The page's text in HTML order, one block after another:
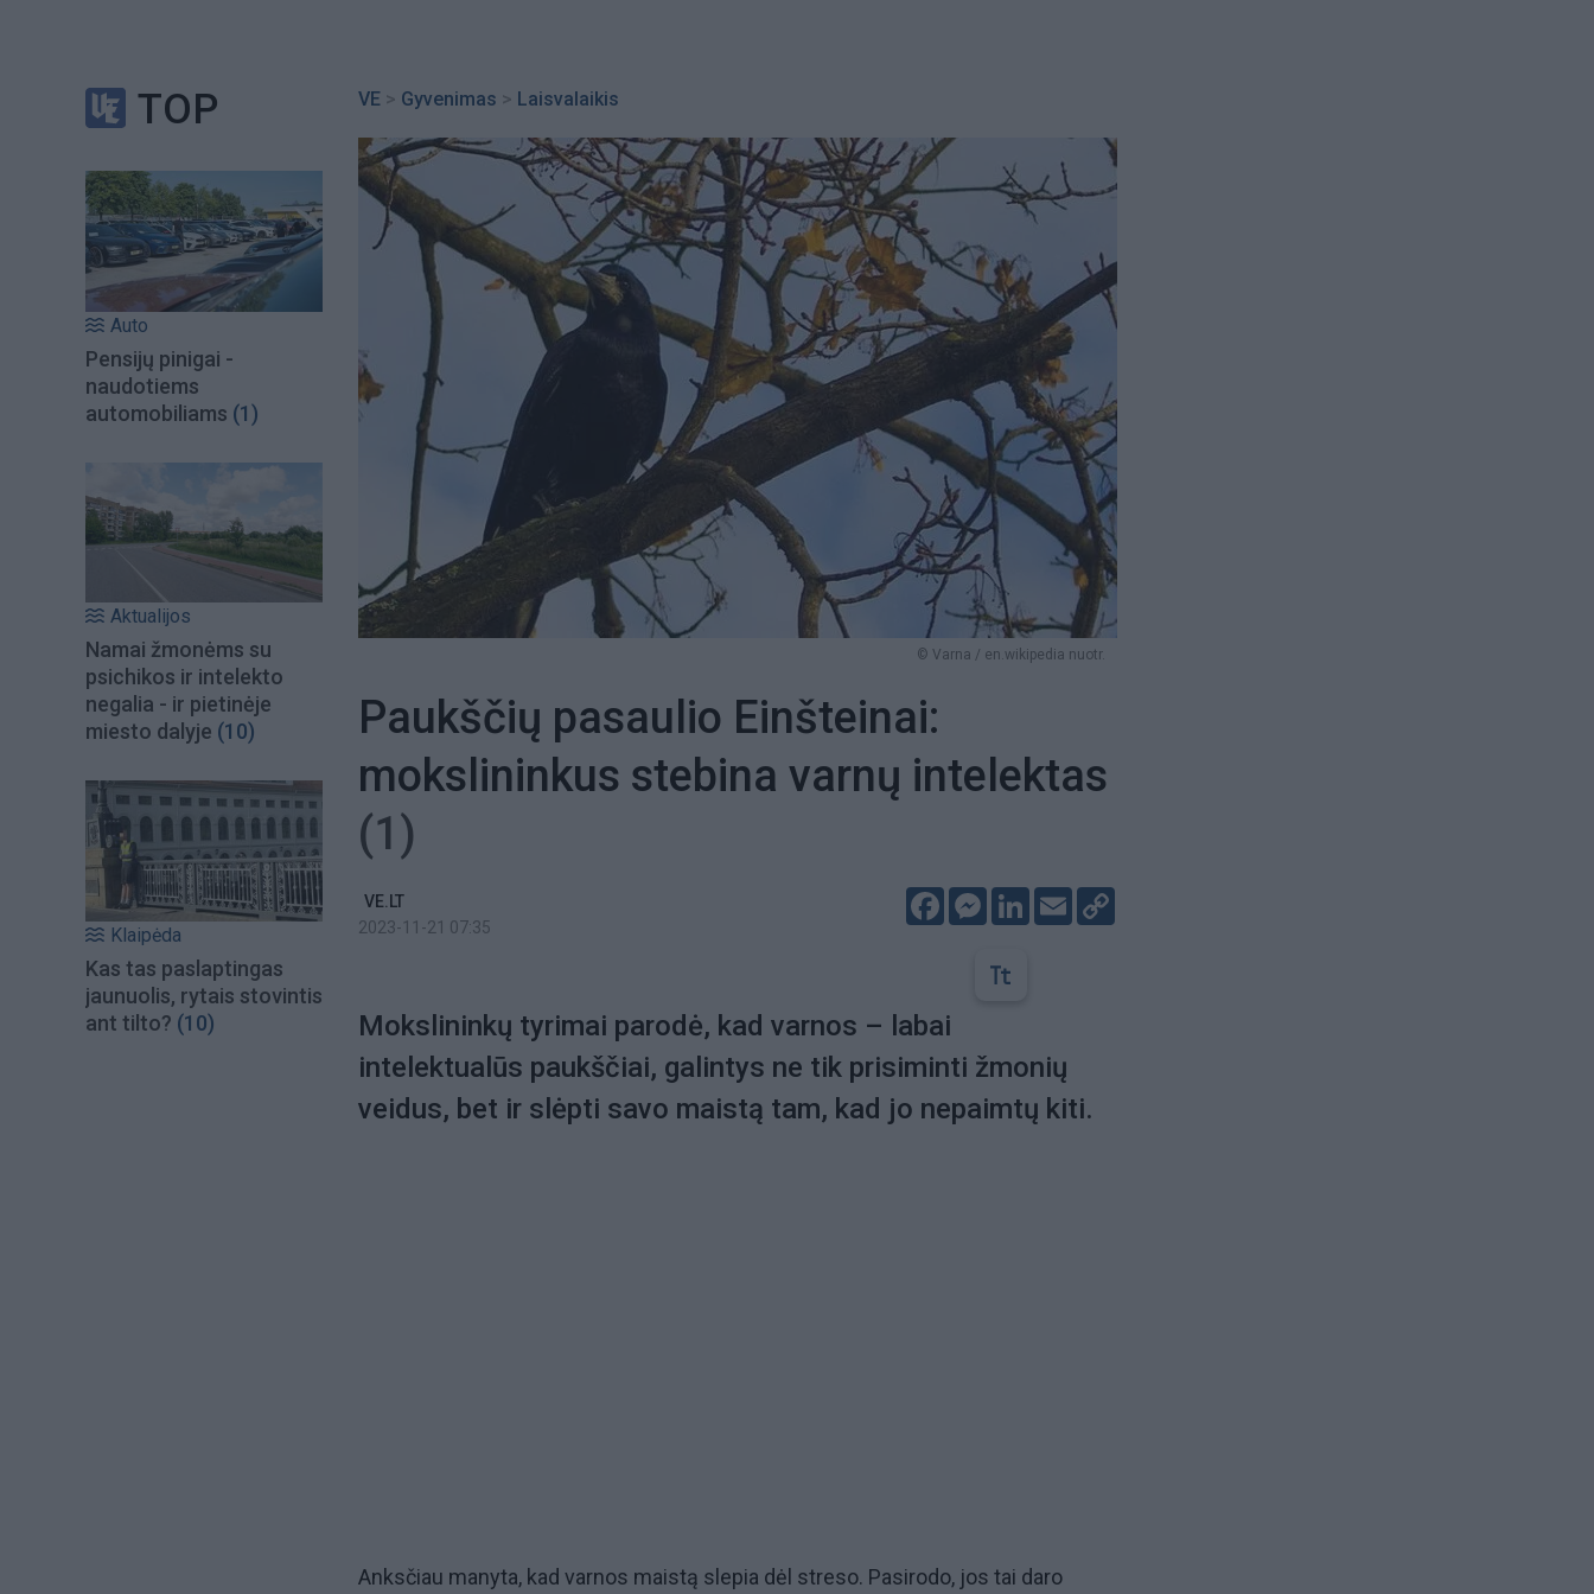
TOP
Auto
Pensijų pinigai -
naudotiems
automobiliams (1)
Aktualijos
Namai žmonėms su
psichikos ir intelekto
negalia - ir pietinėje
miesto dalyje (10)
Klaipėda
Kas tas paslaptingas
jaunuolis, rytais stovintis
ant tilto? (10)
VE > Gyvenimas > Laisvalaikis
© Varna / en.wikipedia nuotr.
Paukščių pasaulio Einšteinai:
mokslininkus stebina varnų intelektas
(1)
VE.LT
2023-11-21 07:35
FacebookMessenger
LinkedIn
Email
Mokslininkų tyrimai parodė, kad varnos – labai
intelektualūs paukščiai, galintys ne tik prisiminti žmonių
veidus, bet ir slėpti savo maistą tam, kad jo nepaimtų kiti.
Anksčiau manyta, kad varnos maistą slepia dėl streso. Pasirodo, jos tai daro